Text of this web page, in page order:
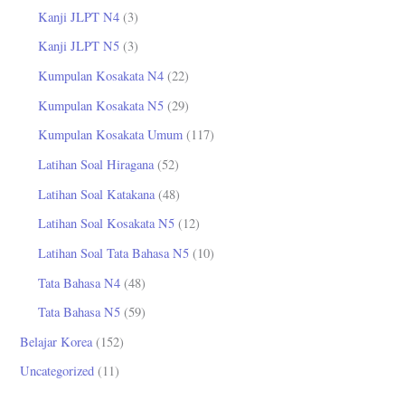
Kanji JLPT N4 (3)
Kanji JLPT N5 (3)
Kumpulan Kosakata N4 (22)
Kumpulan Kosakata N5 (29)
Kumpulan Kosakata Umum (117)
Latihan Soal Hiragana(52)
Latihan Soal Katakana (48)
Latihan Soal Kosakata N5 (12)
Latihan Soal Tata Bahasa N5 (10)
Tata Bahasa N4 (48)
Tata Bahasa N5 (59)
Belajar Korea (152)
Uncategorized (11)